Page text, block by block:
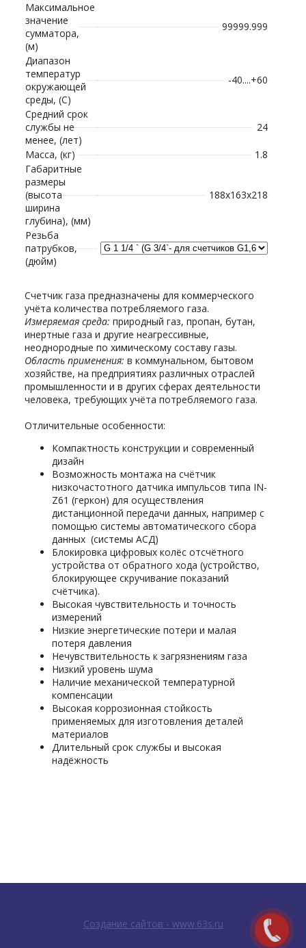
Максимальное
значение
сумматора,
(м)
99999.999
Диапазон
температур
окружающей
среды, (С)
-40....+60
Средний срок
службы не
менее, (лет)
24
Масса, (кг)
1.8
Габаритные
размеры
(высота
ширина
глубина), (мм)
188х163х218
Резьба
патрубков,
(дюйм)
Счетчик газа предназначены для коммерческого
учёта количества потребляемого газа.
Измеряемая среда:природный газ, пропан, бутан,
инертные газа и другие неагрессивные,
неоднородные по химическому составу газы.
Область применения:в коммунальном, бытовом
хозяйстве, на предприятиях различных отраслей
промышленности и в других сферах деятельности
человека, требующих учёта потребляемого газа.
Отличительные особенности:
Компактность конструкции и современный
дизайн
Возможность монтажа на счётчик
низкочастотного датчика импульсов типа IN-
Z61 (геркон) для осуществления
дистанционной передачи данных, например с
помощью системы автоматического сбора
данных (системы АСД)
Блокировка цифровых колёс отсчётного
устройства от обратного хода (устройство,
блокирующее скручивание показаний
счётчика).
Высокая чувствительность и точность
измерений
Низкие энергетические потери и малая
потеря давления
Нечувствительность к загрязнениям газа
Низкий уровень шума
Наличие механической температурной
компенсации
Высокая коррозионная стойкость
применяемых для изготовления деталей
материалов
Длительный срок службы и высокая
надёжность
Создание сайтов - www.63s.ru